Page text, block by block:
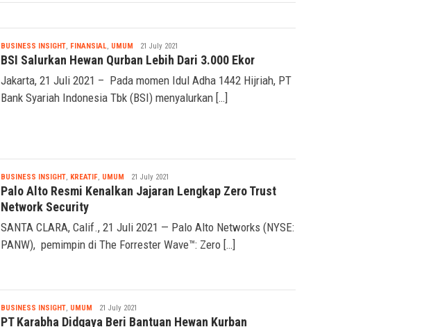
BUSINESS INSIGHT FINANSIAL ,UMUMNabila
21 July 2021
Jakarta, 21 Juli 2021 – Pada momen Idul Adha 1442 Hijriah, PT
BUSINESS INSIGHT,KREATIF,UMUMNabila
21 July 2021
Palo Alto Resmi Kenalkan Jajaran Lengkap Zero Trust
SANTA CLARA, Calif., 21 Juli 2021 — Palo Alto Networks (NYSE:
BUSINESS INSIGHT,UMUMNabila
21 July 2021